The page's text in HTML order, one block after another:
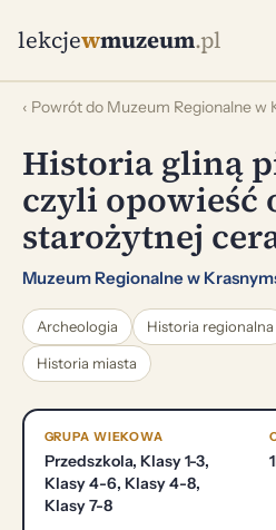
lekcjewmuzeum.pl
‹ Powrót do Muzeum Regionalne w
Historia gliną
czyli opowieść
starożytnej
Muzeum Regionalne w
Archeologia Historia regionalna
Historia miasta
GRUPA WIEKOWA
Przedszkola, Klasy 1-3,
Klasy 4-6, Klasy 4-8,
Klasy 7-8